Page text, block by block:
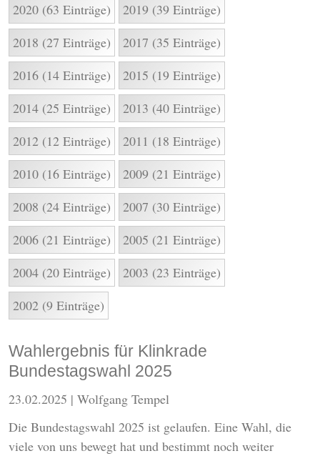
2020 (63 Einträge)
2019 (39 Einträge)
2018 (27 Einträge)
2017 (35 Einträge)
2016 (14 Einträge)
2015 (19 Einträge)
2014 (25 Einträge)
2013 (40 Einträge)
2012 (12 Einträge)
2011 (18 Einträge)
2010 (16 Einträge)
2009 (21 Einträge)
2008 (24 Einträge)
2007 (30 Einträge)
2006 (21 Einträge)
2005 (21 Einträge)
2004 (20 Einträge)
2003 (23 Einträge)
2002 (9 Einträge)
Wahlergebnis für Klinkrade
Bundestagswahl 2025
23.02.2025 | Wolfgang Tempel
Die Bundestagswahl 2025 ist gelaufen. Eine Wahl, die
viele von uns bewegt hat und bestimmt noch weiter